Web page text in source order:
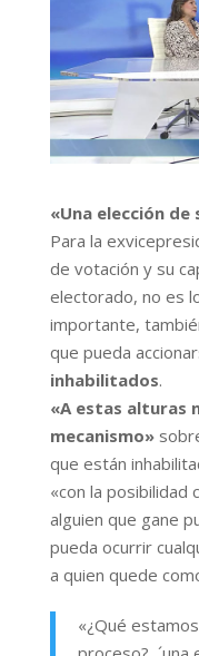
«Una elección
Para la
de votación y su
electorado, no es
importante,
que pueda
inhabilitados.
«A estas alturas
mecanismo»
que están
«con la posibilidad
alguien que gane
pueda ocurrir
a quien quede
«¿Qué